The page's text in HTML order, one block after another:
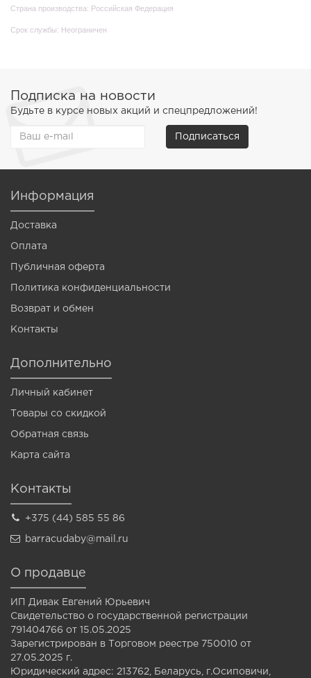
Страна производства: Российская Федерация
Срок службы: Неограничен
Подписка на новости
Будьте в курсе новых акций и спецпредложений!
Подписаться
Информация
Доставка
Оплата
Публичная оферта
Политика конфиденциальности
Возврат и обмен
Контакты
Дополнительно
Личный кабинет
Товары со скидкой
Обратная связь
Карта сайта
Контакты
+375 (44) 585 55 86
barracudaby@mail.ru
О продавце
ИП Дивак Евгений Юрьевич
Свидетельство о государственной регистрации
791404766 от 15.05.2025
Зарегистрирован в Торговом реестре 750010 от
27.05.2025 г.
Юридический адрес: 213762, Беларусь, г.Осиповичи,